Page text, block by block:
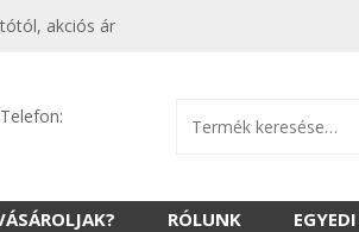
akciós ár
RÓLUNK